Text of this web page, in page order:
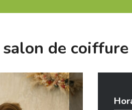
de coiffure